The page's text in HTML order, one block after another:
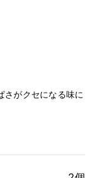
さがクセになる味に